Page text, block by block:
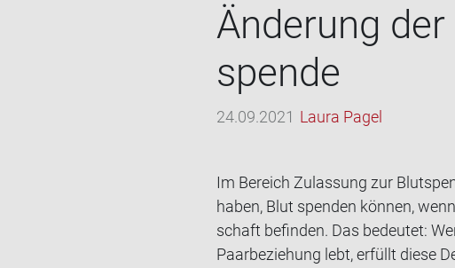
Än­de­rung
spen­de
24.09.2021 Laura Pagel
Im Be­reich Zu­las­sung zur
haben, Blut spen­den kön­nen,
schaft be­fin­den. Das be­deu­tet:
Paar­be­zie­hung lebt, er­füllt diese